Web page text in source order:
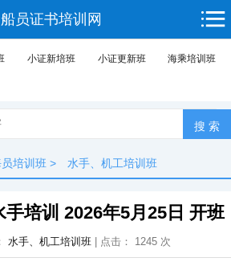
船员证书培训网
小证新培班 小证更新班 海乘培训班
培训班 > 水手、机工培训班
培训 2026年5月25日 开班
水手、机工培训班 | 点击： 1245 次